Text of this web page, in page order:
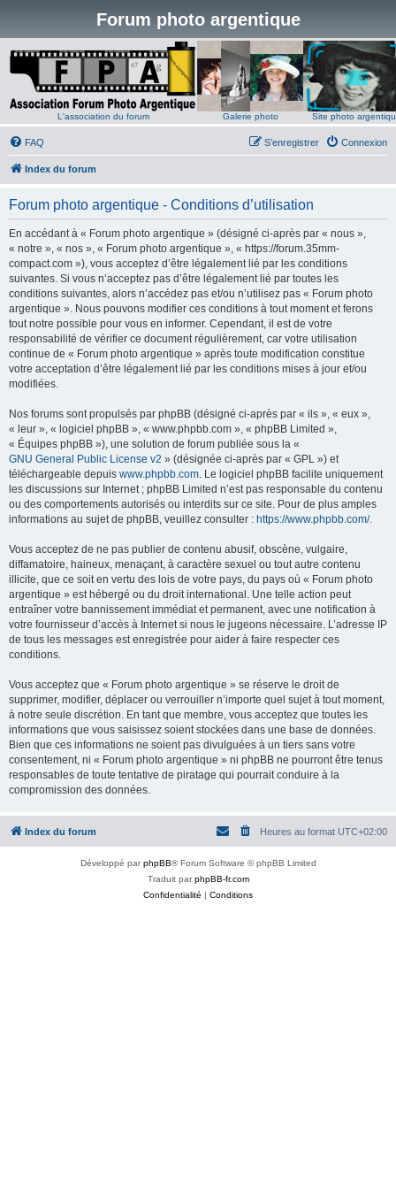
Forum photo argentique
L'association du forum Galerie photo Site photo
FAQ Connexion
S’enregistrer
Index du forum
Forum photo argentique - Conditions d’utilisation
En accédant à « Forum photo argentique » (désigné ci-après par « nous »,
« notre », « nos », « Forum photo argentique », « https://forum.35mm-
compact.com »), vous acceptez d’être légalement lié par les conditions
suivantes. Si vous n’acceptez pas d’être légalement lié par toutes les
conditions suivantes, alors n’accédez pas et/ou n’utilisez pas « Forum photo
argentique ». Nous pouvons modifier ces conditions à tout moment et ferons
tout notre possible pour vous en informer. Cependant, il est de votre
responsabilité de vérifier ce document régulièrement, car votre utilisation
continue de « Forum photo argentique » après toute modification constitue
votre acceptation d’être légalement lié par les conditions mises à jour et/ou
modifiées.
Nos forums sont propulsés par phpBB (désigné ci-après par « ils », « eux »,
« leur », « logiciel phpBB », « www.phpbb.com », « phpBB Limited »,
« Équipes phpBB »), une solution de forum publiée sous la «
GNU General Public License v2 » (désignée ci-après par « GPL ») et
téléchargeable depuis www.phpbb.com. Le logiciel phpBB facilite uniquement
les discussions sur Internet ; phpBB Limited n’est pas responsable du contenu
ou des comportements autorisés ou interdits sur ce site. Pour de plus amples
informations au sujet de phpBB, veuillez consulter : https://www.phpbb.com/.
Vous acceptez de ne pas publier de contenu abusif, obscène, vulgaire,
diffamatoire, haineux, menaçant, à caractère sexuel ou tout autre contenu
illicite, que ce soit en vertu des lois de votre pays, du pays où « Forum photo
argentique » est hébergé ou du droit international. Une telle action peut
entraîner votre bannissement immédiat et permanent, avec une notification à
votre fournisseur d’accès à Internet si nous le jugeons nécessaire. L’adresse IP
de tous les messages est enregistrée pour aider à faire respecter ces
conditions.
Vous acceptez que « Forum photo argentique » se réserve le droit de
supprimer, modifier, déplacer ou verrouiller n’importe quel sujet à tout moment,
à notre seule discrétion. En tant que membre, vous acceptez que toutes les
informations que vous saisissez soient stockées dans une base de données.
Bien que ces informations ne soient pas divulguées à un tiers sans votre
consentement, ni « Forum photo argentique » ni phpBB ne pourront être tenus
responsables de toute tentative de piratage qui pourrait conduire à la
compromission des données.
Index du forum Heures au format UTC+02:00
Développé parphpBB® Forum Software © phpBB Limited
Traduit parphpBB-fr.com
Confidentialité | Conditions